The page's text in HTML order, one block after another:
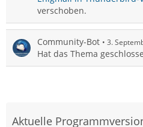
verschoben.
Community-Bot 3.
Hat das Thema
Aktuelle